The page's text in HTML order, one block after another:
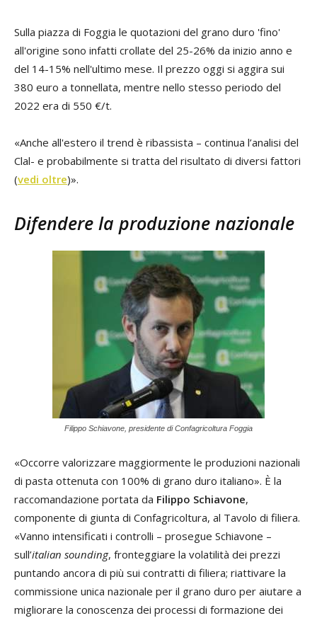
Sulla piazza di Foggia le quotazioni del grano duro 'fino'
all'origine sono infatti crollate del 25-26% da inizio anno e
del 14-15% nell'ultimo mese. Il prezzo oggi si aggira sui
380 euro a tonnellata, mentre nello stesso periodo del
2022 era di 550 €/t.
«Anche all'estero il trend è ribassista – continua l’analisi del
Clal- e probabilmente si tratta del risultato di diversi fattori
(vedi oltre)».
Difendere la produzione nazionale
Filippo Schiavone, presidente di Confagricoltura Foggia
«Occorre valorizzare maggiormente le produzioni nazionali
di pasta ottenuta con 100% di grano duro italiano». È la
raccomandazione portata da Filippo Schiavone,
componente di giunta di Confagricoltura, al Tavolo di filiera.
«Vanno intensificati i controlli – prosegue Schiavone –
sull’italian sounding, fronteggiare la volatilità dei prezzi
puntando ancora di più sui contratti di filiera; riattivare la
commissione unica nazionale per il grano duro per aiutare a
migliorare la conoscenza dei processi di formazione dei